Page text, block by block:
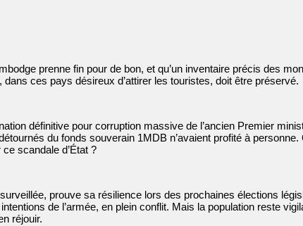
prenne fin pour de bon, et qu’un inventaire précis des
ces pays désireux d’attirer les touristes, doit être préservé.
définitive pour corruption massive de l’ancien Premier
du fonds souverain 1MDB n’avaient profité à
scandale d’État ?
prouve sa résilience lors des prochaines élections
de l’armée, en plein conflit. Mais la population reste
réjouir.